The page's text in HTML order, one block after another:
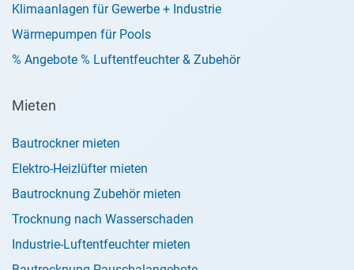
Klimaanlagen für Gewerbe + Industrie
Wärmepumpen für Pools
% Angebote % Luftentfeuchter & Zubehör
Mieten
Bautrockner mieten
Elektro-Heizlüfter mieten
Bautrocknung Zubehör mieten
Trocknung nach Wasserschaden
Industrie-Luftentfeuchter mieten